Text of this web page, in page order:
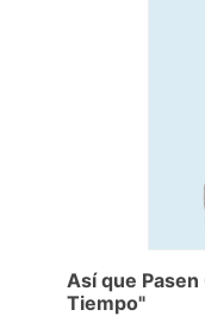
Así que
Tiempo"